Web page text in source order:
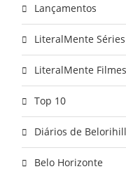
Lançamentos
LiteralMente Séries
LiteralMente Filmes
Top 10
Diários de
Belo Horizonte